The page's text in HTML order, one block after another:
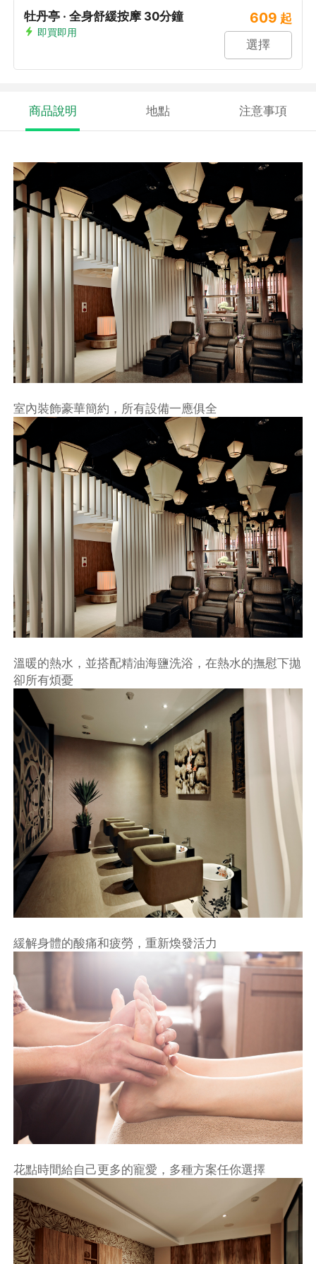
牡丹亭 · 全身舒緩按摩 30分鐘
即買即用
609 起
選擇
商品說明 地點 注意事項
室內裝飾豪華簡約，所有設備一應俱全
溫暖的熱水，並搭配精油海鹽洗浴，在熱水的撫慰下拋
卻所有煩憂
緩解身體的酸痛和疲勞，重新煥發活力
花點時間給自己更多的寵愛，多種方案任你選擇